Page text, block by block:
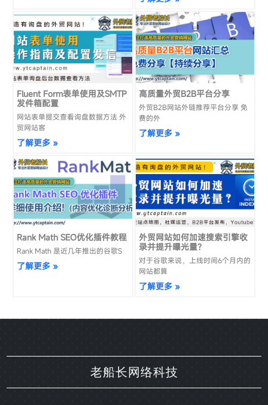
Fluent Form表单使用及SMTP
发件箱配置
网站表单提交查看询盘数据方法 外
贸网站客
了解更多 »
高质量外贸B2B平台分享
外贸B2B网站外链推荐平台分享 免
费的外
了解更多 »
Rank Math SEO优化插件教程
Rank Math 是近几年推出的谷歌S
了解更多 »
外贸网站如何加速搜索引擎收
录并提升曝光量？
对于谷歌来说，上线时间6个月内的
网站都算
了解更多 »
老船长网络科技